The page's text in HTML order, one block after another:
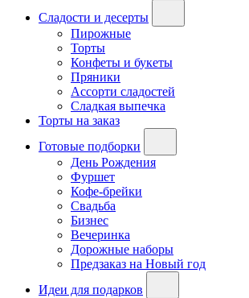
Сладости и десерты
Пирожные
Торты
Конфеты и букеты
Пряники
Ассорти сладостей
Сладкая выпечка
Торты на заказ
Готовые подборки
День Рождения
Фуршет
Кофе-брейки
Свадьба
Бизнес
Вечеринка
Дорожные наборы
Предзаказ на Новый год
Идеи для подарков